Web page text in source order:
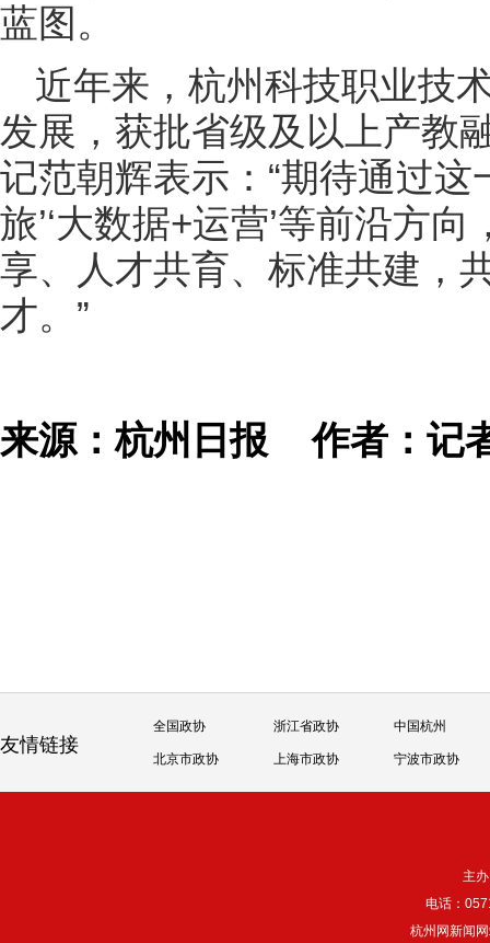
蓝图。
近年来，杭州科技职业技
发展，获批省级及以上产教
记范朝辉表示：“期待通过这
旅’‘大数据+运营’等前沿方
享、人才共育、标准共建，
才。”
来源：杭州日报作者：记
友情链接
全国政协 浙江省政协 中国杭州
北京市政协 上海市政协 宁波市政协
主
电话：
杭州网新闻